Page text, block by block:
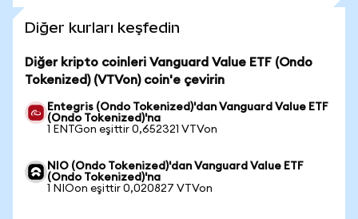
Diğer kurları keşfedin
Diğer kripto coinleri Vanguard Value ETF (Ondo
Tokenized) (VTVon) coin'e çevirin
Entegris (Ondo Tokenized)'dan Vanguard Value ETF
(Ondo Tokenized)'na
1 ENTGon eşittir 0,652321 VTVon
NIO (Ondo Tokenized)'dan Vanguard Value ETF
(Ondo Tokenized)'na
1 NIOon eşittir 0,020827 VTVon